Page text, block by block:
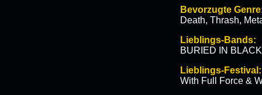
Bevorzugte
Death, Thrash,
Lieblings-Bands:
BURIED IN BLACK
Lieblings-Festival:
With Full Force &